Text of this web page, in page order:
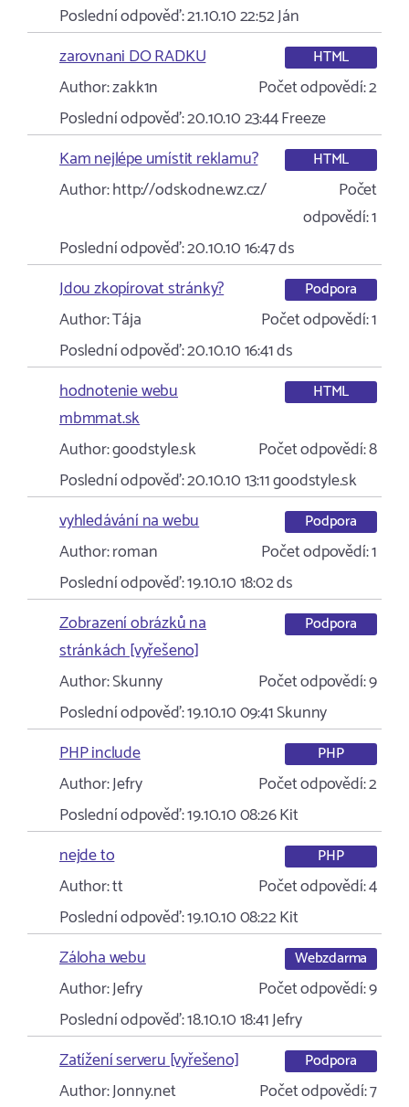
Poslední odpověď:21.10.10 22:52Ján
zarovnani DO RADKU
HTML
Author:zakk1n Počet odpovědí:2
Poslední odpověď:20.10.10 23:44Freeze
Kam nejlépe umístit reklamu?
HTML
Author:http://odskodne.wz.cz/
Počet
odpovědí:1
Poslední odpověď:20.10.10 16:47ds
Jdou zkopírovat stránky?
Podpora
Author:Tája Počet odpovědí:1
Poslední odpověď:20.10.10 16:41ds
hodnotenie webu
mbmmat.sk
HTML
Author:goodstyle.sk Počet odpovědí:8
Poslední odpověď:20.10.10 13:11goodstyle.sk
vyhledávání na webu
Podpora
Author:roman Počet odpovědí:1
Poslední odpověď:19.10.10 18:02ds
Zobrazení obrázků na
stránkách [vyřešeno]
Podpora
Author:Skunny Počet odpovědí:9
Poslední odpověď:19.10.10 09:41Skunny
PHP include
PHP
Author:Jefry Počet odpovědí:2
Poslední odpověď:19.10.10 08:26Kit
nejde to
PHP
Author:tt Počet odpovědí:4
Poslední odpověď:19.10.10 08:22Kit
Záloha webu
Webzdarma
Author:Jefry Počet odpovědí:9
Poslední odpověď:18.10.10 18:41Jefry
Zatížení serveru [vyřešeno]
Podpora
Author:Jonny.net Počet odpovědí:7